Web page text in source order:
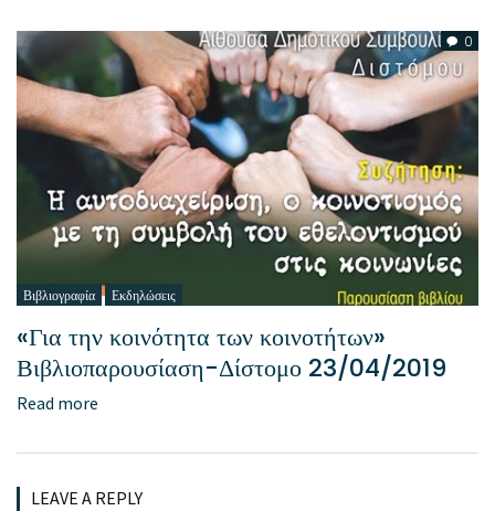
0
Βιβλιογραφία Εκδηλώσεις
«Για την κοινότητα των κοινοτήτων»
Βιβλιοπαρουσίαση-Δίστομο 23/04/2019
Read more
LEAVE A REPLY